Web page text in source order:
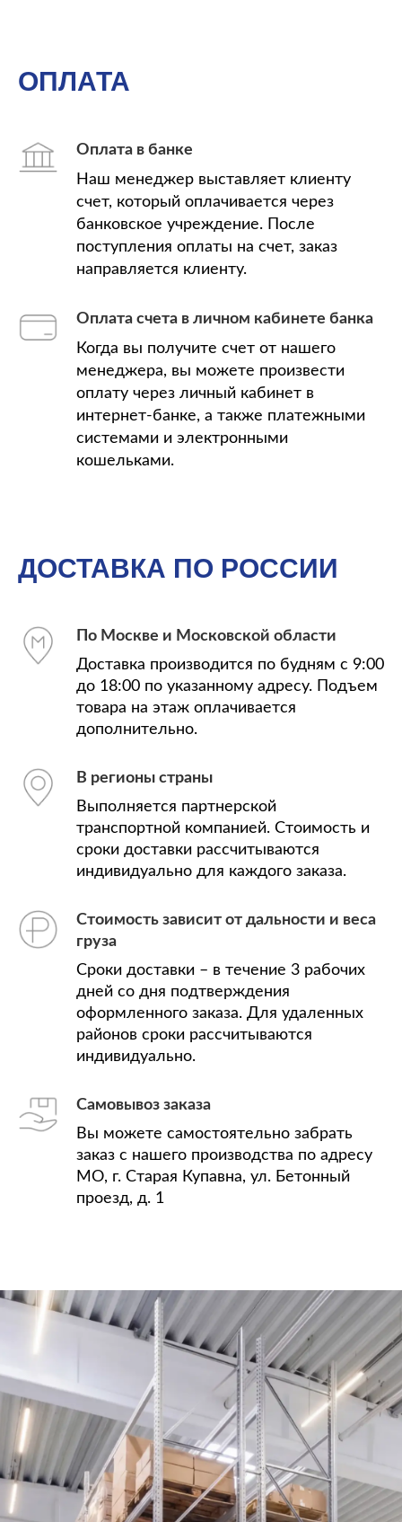
ОПЛАТА
Оплата в банке
Наш менеджер выставляет клиенту
счет, который оплачивается через
банковское учреждение. После
поступления оплаты на счет, заказ
направляется клиенту.
Оплата счета в личном кабинете банка
Когда вы получите счет от нашего
менеджера, вы можете произвести
оплату через личный кабинет в
интернет-банке, а также платежными
системами и электронными
кошельками.
ДОСТАВКА ПО РОССИИ
По Москве и Московской области
Доставка производится по будням с 9:00
до 18:00 по указанному адресу. Подъем
товара на этаж оплачивается
дополнительно.
В регионы страны
Выполняется партнерской
транспортной компанией. Стоимость и
сроки доставки рассчитываются
индивидуально для каждого заказа.
Стоимость зависит от дальности и веса
груза
Сроки доставки – в течение 3 рабочих
дней со дня подтверждения
оформленного заказа. Для удаленных
районов сроки рассчитываются
индивидуально.
Самовывоз заказа
Вы можете самостоятельно забрать
заказ с нашего производства по адресу
МО, г. Старая Купавна, ул. Бетонный
проезд, д. 1